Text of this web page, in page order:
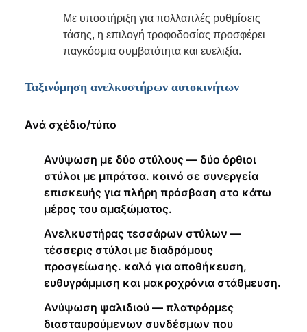
Με υποστήριξη για πολλαπλές ρυθμίσεις
τάσης, η επιλογή τροφοδοσίας προσφέρει
παγκόσμια συμβατότητα και ευελιξία.
Ταξινόμηση ανελκυστήρων αυτοκινήτων
Ανά σχέδιο/τύπο
Ανύψωση με δύο στύλους — δύο όρθιοι
στύλοι με μπράτσα. κοινό σε συνεργεία
επισκευής για πλήρη πρόσβαση στο κάτω
μέρος του αμαξώματος.
Ανελκυστήρας τεσσάρων στύλων —
τέσσερις στύλοι με διαδρόμους
προσγείωσης. καλό για αποθήκευση,
ευθυγράμμιση και μακροχρόνια στάθμευση.
Ανύψωση ψαλιδιού — πλατφόρμες
διασταυρούμενων συνδέσμων που